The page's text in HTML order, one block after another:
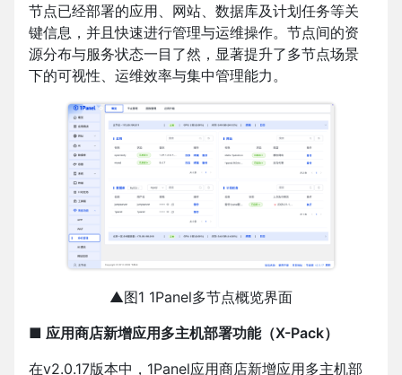
节点已经部署的应用、网站、数据库及计划任务等关
键信息，并且快速进行管理与运维操作。节点间的资
源分布与服务状态一目了然，显著提升了多节点场景
下的可视性、运维效率与集中管理能力。
▲图1 1Panel多节点概览界面
■ 应用商店新增应用多主机部署功能（X-Pack）
在v2.0.17版本中，1Panel应用商店新增应用多主机部